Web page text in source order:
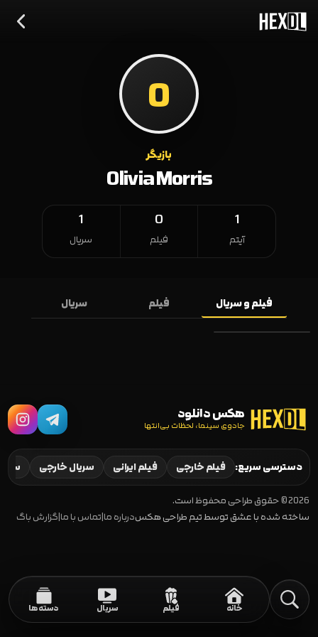
O
بازیگر
Olivia Morris
1
آیتم
0
فیلم
1
سریال
فیلم و سریال فیلم سریال
2025
هکس دانلود
جادوی سینما، لحظات بی‌انتها
دسترسی سریع: فیلم خارجی فیلم ایرانی سریال خارجی
2026 © حقوق طراحی محفوظ است.
ساخته شده با عشق توسط تیم طراحی هکسدرباره ما|تماس با ما|گزارش باگ
خانه فیلم سریال دسته‌ها